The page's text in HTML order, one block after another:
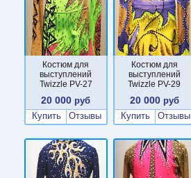
Костюм для
выступлений
Twizzle PV-27
20 000 руб
Купить
Отзывы
Костюм для
выступлений
Twizzle PV-29
20 000 руб
Купить
Отзывы